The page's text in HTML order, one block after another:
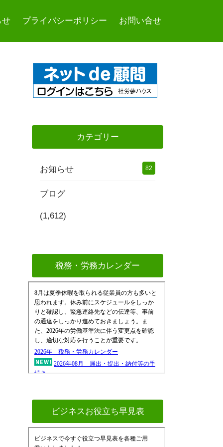
せ プライバシーポリシー お問い合せ
カテゴリー
お知らせ 82
ブログ
(1,612)
税務・労務カレンダー
ビジネスお役立ち早見表